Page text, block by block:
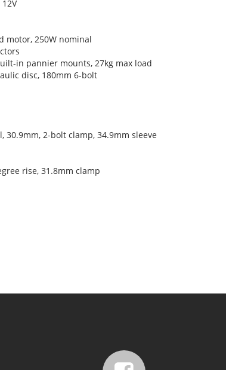
motor, 250W nominal
in pannier mounts, 27kg max load
disc, 180mm 6-bolt
30.9mm, 2-bolt clamp, 34.9mm sleeve
rise, 31.8mm clamp